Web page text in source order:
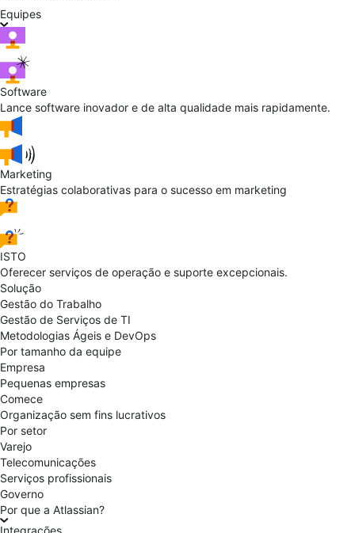
Equipes
Software
Lance software inovador e de alta qualidade mais rapidamente.
Marketing
Estratégias colaborativas para o sucesso em marketing
ISTO
Oferecer serviços de operação e suporte excepcionais.
Solução
Gestão do Trabalho
Gestão de Serviços de TI
Metodologias Ágeis e DevOps
Por tamanho da equipe
Empresa
Pequenas empresas
Comece
Organização sem fins lucrativos
Por setor
Varejo
Telecomunicações
Serviços profissionais
Governo
Por que a Atlassian?